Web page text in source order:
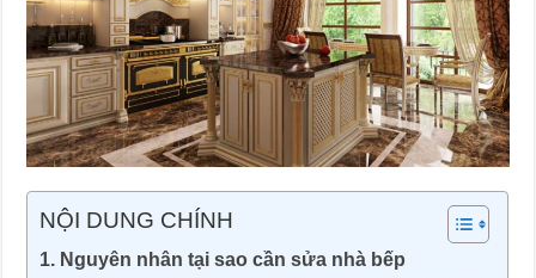
NỘI DUNG CHÍNH
Nguyên nhân tại sao cần sửa nhà bếp